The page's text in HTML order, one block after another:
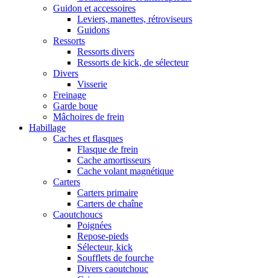
Guidon et accessoires
Leviers, manettes, rétroviseurs
Guidons
Ressorts
Ressorts divers
Ressorts de kick, de sélecteur
Divers
Visserie
Freinage
Garde boue
Mâchoires de frein
Habillage
Caches et flasques
Flasque de frein
Cache amortisseurs
Cache volant magnétique
Carters
Carters primaire
Carters de chaîne
Caoutchoucs
Poignées
Repose-pieds
Sélecteur, kick
Soufflets de fourche
Divers caoutchouc